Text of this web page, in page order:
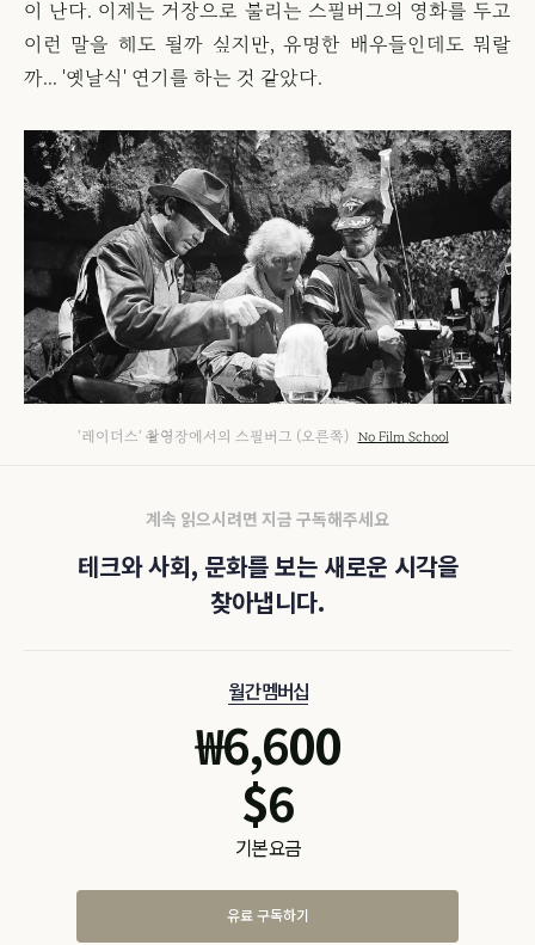
이 난다. 이제는 거장으로 불리는 스필버그의 영화를 두고
이런 말을 해도 될까 싶지만, 유명한 배우들인데도 뭐랄
까... '옛날식' 연기를 하는 것 같았다.
'레이더스' 촬영장에서의 스필버그 (오른쪽) No Film School
계속 읽으시려면 지금 구독해주세요
테크와 사회, 문화를 보는 새로운 시각을
찾아냅니다.
월간 멤버십
₩6,600
$6
기본 요금
유료 구독하기